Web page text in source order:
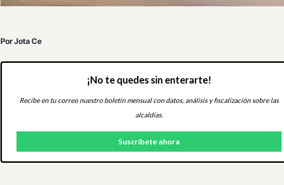
Por Jota Ce
¡No te quedes sin enterarte!
Recibe en tu correo nuestro boletín mensual con datos, análisis y fiscalización sobre las
alcaldías.